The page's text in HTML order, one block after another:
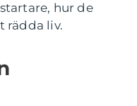
hur de
rädda liv.